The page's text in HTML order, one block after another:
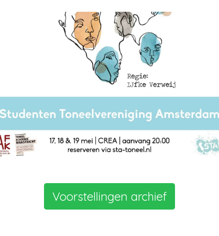
Voorstellingen archief